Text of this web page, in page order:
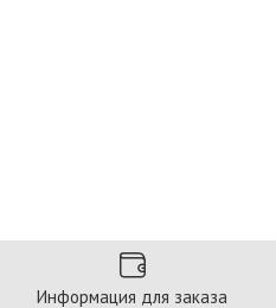
Информация для заказа